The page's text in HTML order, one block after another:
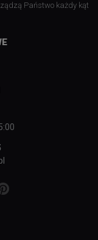
Państwo każdy kąt